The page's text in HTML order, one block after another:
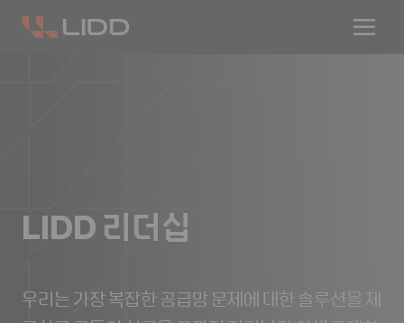
LIDD 리더십
우리는 가장 복잡한 공급망 문제에 대한 솔루션을 제